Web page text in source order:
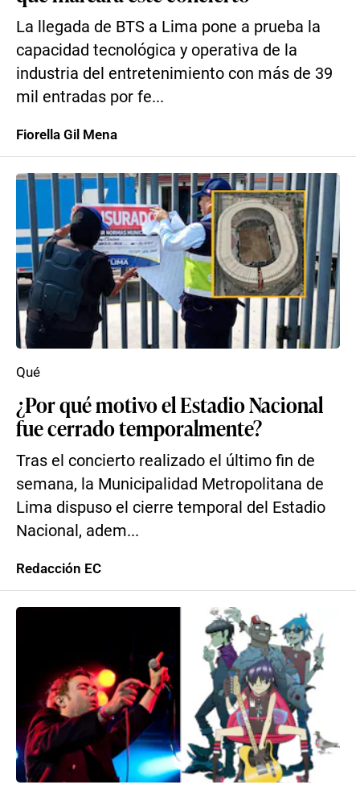
La llegada de BTS a Lima pone a prueba la
capacidad tecnológica y operativa de la
industria del entretenimiento con más de 39
mil entradas por fe...
Fiorella Gil Mena
¿Por qué motivo el Estadio Nacional
fue cerrado temporalmente?
Tras el concierto realizado el último fin de
semana, la Municipalidad Metropolitana de
Lima dispuso el cierre temporal del Estadio
Nacional, adem...
Qué
Redacción EC